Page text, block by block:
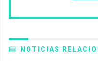
NOTICIAS